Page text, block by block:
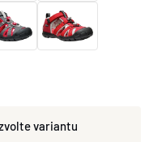
variantu